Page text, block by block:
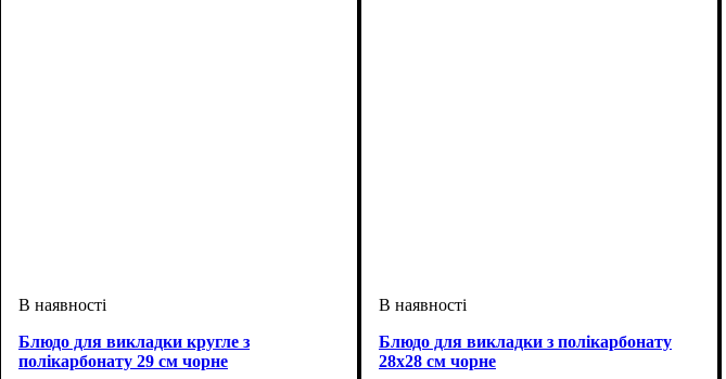
Блюдо для викладки кругле з
полікарбонату 29 см чорне
Блюдо для викладки з полікарбонату
28х28 см чорне